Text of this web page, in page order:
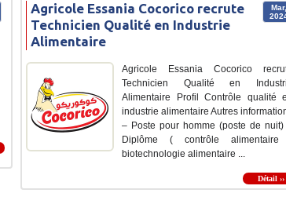
Mar,
Agricole Essania Cocorico recrute
Technicien Qualité en Industrie
Alimentaire
Agricole Essania Cocorico
Technicien Qualité en
Alimentaire Profil Contrôle qualité
industrie alimentaire Autres
– Poste pour homme (poste de
Diplôme ( contrôle
biotechnologie alimentaire ...
Détail ››